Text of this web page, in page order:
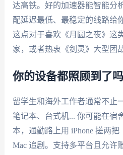
达高铁。好的加速器能智能分
配延迟最低、最稳定的线路给
这点对于喜欢《月圆之夜》这
家，或者热衷《剑灵》大型团
你的设备都照顾到了吗
留学生和海外工作者通常不止
笔记本、台式机... 你可能在宿
本，通勤路上用 iPhone 搓两
Mac 追剧。支持多平台且允许